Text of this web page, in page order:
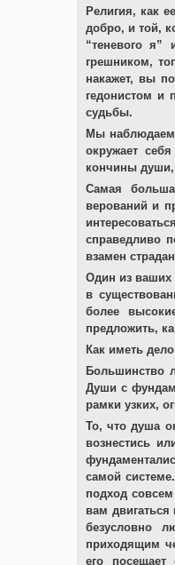
Религия, как
добро, и той,
“теневого я”
грешником,
накажет, вы
гедонистом и
судьбы.
Мы наблюдаем
окружает
кончины души,
Самая
верований и
справедливо
взамен
Один из ваших
в
более
предложить,
Как иметь
Большинство
Души с
рамки узких,
То, что душа
вознестись
самой
подход
вам
безусловно
приходящим
его посещает